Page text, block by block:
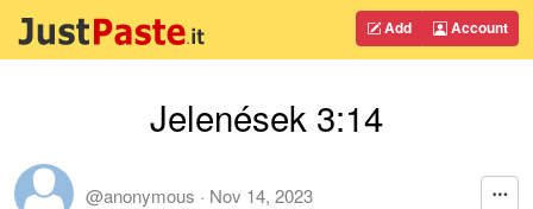
Add Account
Jelenések 3:14
@anonymous · Nov 14, 2023